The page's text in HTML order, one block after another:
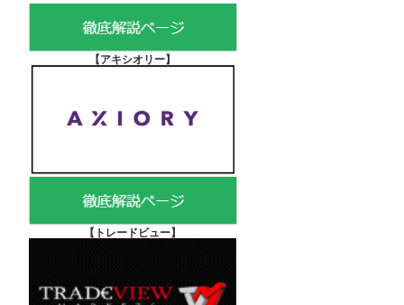
【アキシオリー】
【 トレードビュー】